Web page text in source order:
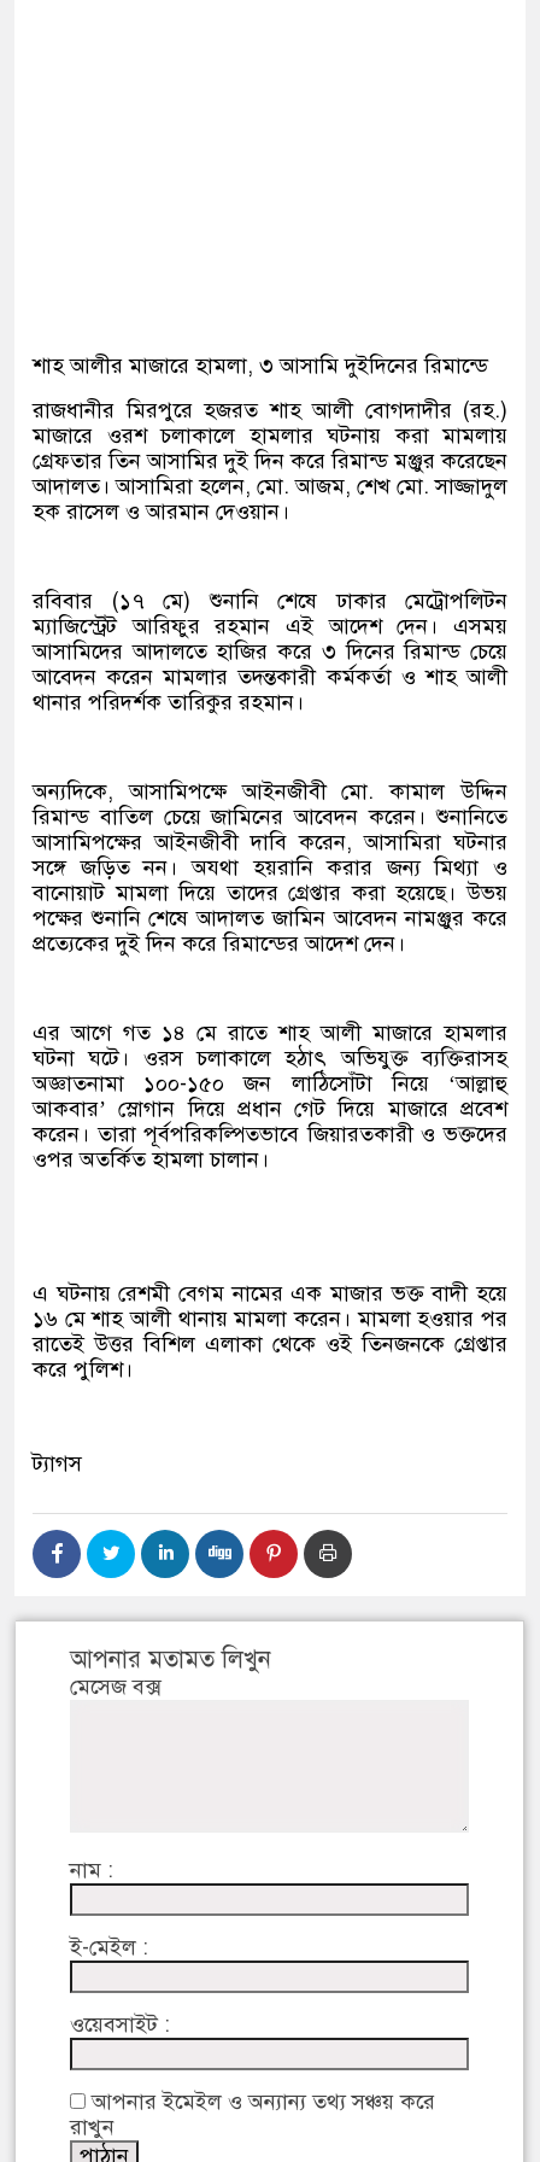
শাহ আলীর মাজারে হামলা, ৩ আসামি দুইদিনের রিমান্ডে
রাজধানীর মিরপুরে হজরত শাহ আলী বোগদাদীর (রহ.)
মাজারে ওরশ চলাকালে হামলার ঘটনায় করা মামলায়
গ্রেফতার তিন আসামির দুই দিন করে রিমান্ড মঞ্জুর করেছেন
আদালত। আসামিরা হলেন, মো. আজম, শেখ মো. সাজ্জাদুল
হক রাসেল ও আরমান দেওয়ান।
রবিবার (১৭ মে) শুনানি শেষে ঢাকার মেট্রোপলিটন
ম্যাজিস্ট্রেট আরিফুর রহমান এই আদেশ দেন। এসময়
আসামিদের আদালতে হাজির করে ৩ দিনের রিমান্ড চেয়ে
আবেদন করেন মামলার তদন্তকারী কর্মকর্তা ও শাহ আলী
থানার পরিদর্শক তারিকুর রহমান।
অন্যদিকে, আসামিপক্ষে আইনজীবী মো. কামাল উদ্দিন
রিমান্ড বাতিল চেয়ে জামিনের আবেদন করেন। শুনানিতে
আসামিপক্ষের আইনজীবী দাবি করেন, আসামিরা ঘটনার
সঙ্গে জড়িত নন। অযথা হয়রানি করার জন্য মিথ্যা ও
বানোয়াট মামলা দিয়ে তাদের গ্রেপ্তার করা হয়েছে। উভয়
পক্ষের শুনানি শেষে আদালত জামিন আবেদন নামঞ্জুর করে
প্রত্যেকের দুই দিন করে রিমান্ডের আদেশ দেন।
এর আগে গত ১৪ মে রাতে শাহ আলী মাজারে হামলার
ঘটনা ঘটে। ওরস চলাকালে হঠাৎ অভিযুক্ত ব্যক্তিরাসহ
অজ্ঞাতনামা ১০০-১৫০ জন লাঠিসোঁটা নিয়ে ‘আল্লাহু
আকবার’ স্লোগান দিয়ে প্রধান গেট দিয়ে মাজারে প্রবেশ
করেন। তারা পূর্বপরিকল্পিতভাবে জিয়ারতকারী ও ভক্তদের
ওপর অতর্কিত হামলা চালান।
এ ঘটনায় রেশমী বেগম নামের এক মাজার ভক্ত বাদী হয়ে
১৬ মে শাহ আলী থানায় মামলা করেন। মামলা হওয়ার পর
রাতেই উত্তর বিশিল এলাকা থেকে ওই তিনজনকে গ্রেপ্তার
করে পুলিশ।
ট্যাগস
আপনার মতামত লিখুন
মেসেজ বক্স
নাম :
ই-মেইল :
ওয়েবসাইট :
আপনার ইমেইল ও অন্যান্য তথ্য সঞ্চয় করে
রাখুন